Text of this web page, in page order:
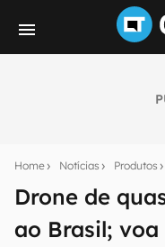
Home Notícias Produtos
Drone de
ao Brasil;
notícias e reviews
E-mail